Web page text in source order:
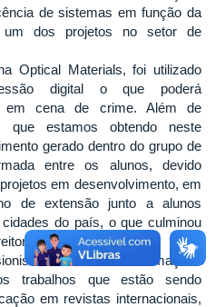
de sistemas em função da
um dos projetos no setor de
Optical Materials, foi utilizado
digital o que poderá
em cena de crime. Além de
que estamos obtendo neste
gerado dentro do grupo de
entre os alunos, devido
em desenvolvimento, em
de extensão junto a alunos
do país, o que culminou
de extensão da UFU,
Além dessas informações
trabalhos que estão sendo
em revistas internacionais,